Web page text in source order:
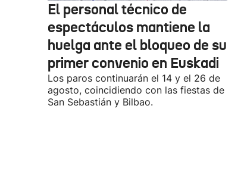
El personal técnico de
espectáculos mantiene la
huelga ante el bloqueo de su
primer convenio en Euskadi
Los paros continuarán el 14 y el 26 de
agosto, coincidiendo con las fiestas de
San Sebastián y Bilbao.